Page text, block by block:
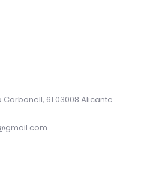
61 03008 Alicante